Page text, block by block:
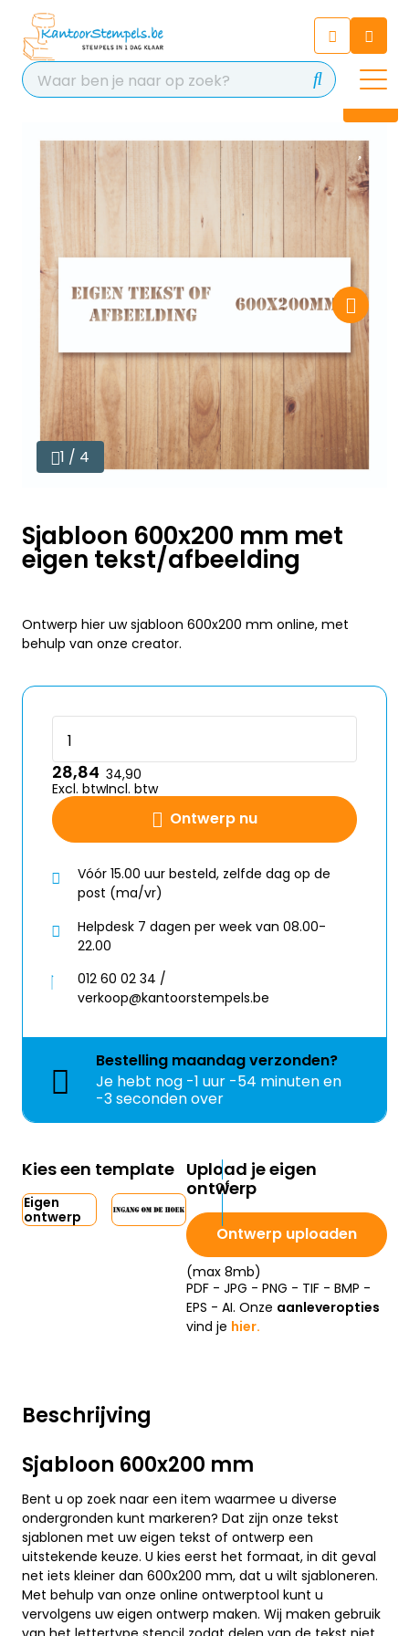
Chat 24/7 met onze chatbot
voor hulp
Contact
Beschrijving
Sjabloon 600x200 mm
Bent u op zoek naar een item waarmee u diverse
ondergronden kunt markeren? Dat zijn onze tekst
sjablonen met uw eigen tekst of ontwerp een
uitstekende keuze. U kies eerst het formaat, in dit geval
net iets kleiner dan 600x200 mm, dat u wilt sjabloneren.
Met behulp van onze online ontwerptool kunt u
vervolgens uw eigen ontwerp maken. Wij maken gebruik
1 / 4
Sjabloon 600x200 mm met
eigen tekst/afbeelding
Ontwerp hier uw sjabloon 600x200 mm online, met
behulp van onze creator.
Ontwerp nu
28,84
Excl. btw
34,90
Incl. btw
Vóór 15.00 uur besteld, zelfde dag op de
post (ma/vr)
Helpdesk 7 dagen per week van 08.00-
22.00
012 60 02 34 /
verkoop@kantoorstempels.be
Bestelling maandagverzonden?
Je hebt nog -1 uur -54 minuten en
-3 seconden over
Kies een template
Eigen
ontwerp
Upload je eigen
ontwerp
Ontwerp uploaden
(max 8mb)
PDF - JPG - PNG - TIF - BMP -
EPS - AI. Onze aanleveropties
vind je hier.